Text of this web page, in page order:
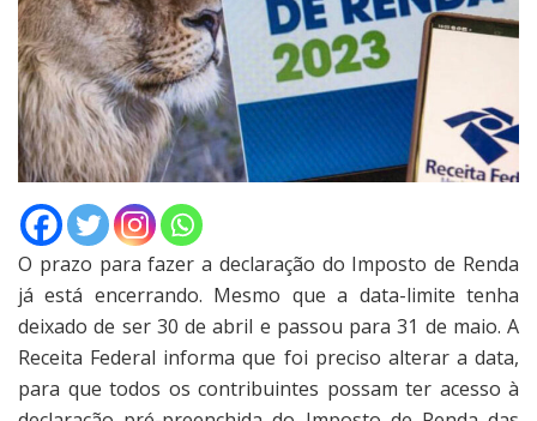
O prazo para fazer a declaração do Imposto de Renda
já está encerrando. Mesmo que a data-limite tenha
deixado de ser 30 de abril e passou para 31 de maio. A
Receita Federal informa que foi preciso alterar a data,
para que todos os contribuintes possam ter acesso à